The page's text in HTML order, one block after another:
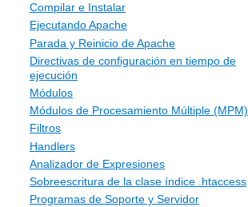
Compilar e Instalar
Ejecutando Apache
Parada y Reinicio de Apache
Directivas de configuración en tiempo de
ejecución
Módulos
Módulos de Procesamiento Múltiple (MPM)
Filtros
Handlers
Analizador de Expresiones
Sobreescritura de la clase índice .htaccess
Programas de Soporte y Servidor